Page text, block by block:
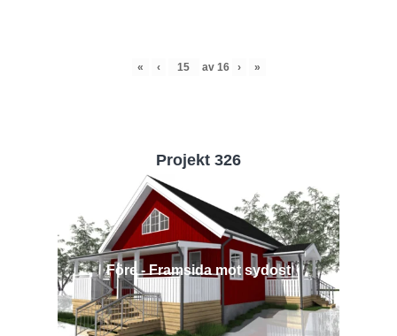
« ‹ av 16 › »
Projekt 326
Före - Framsida mot sydost